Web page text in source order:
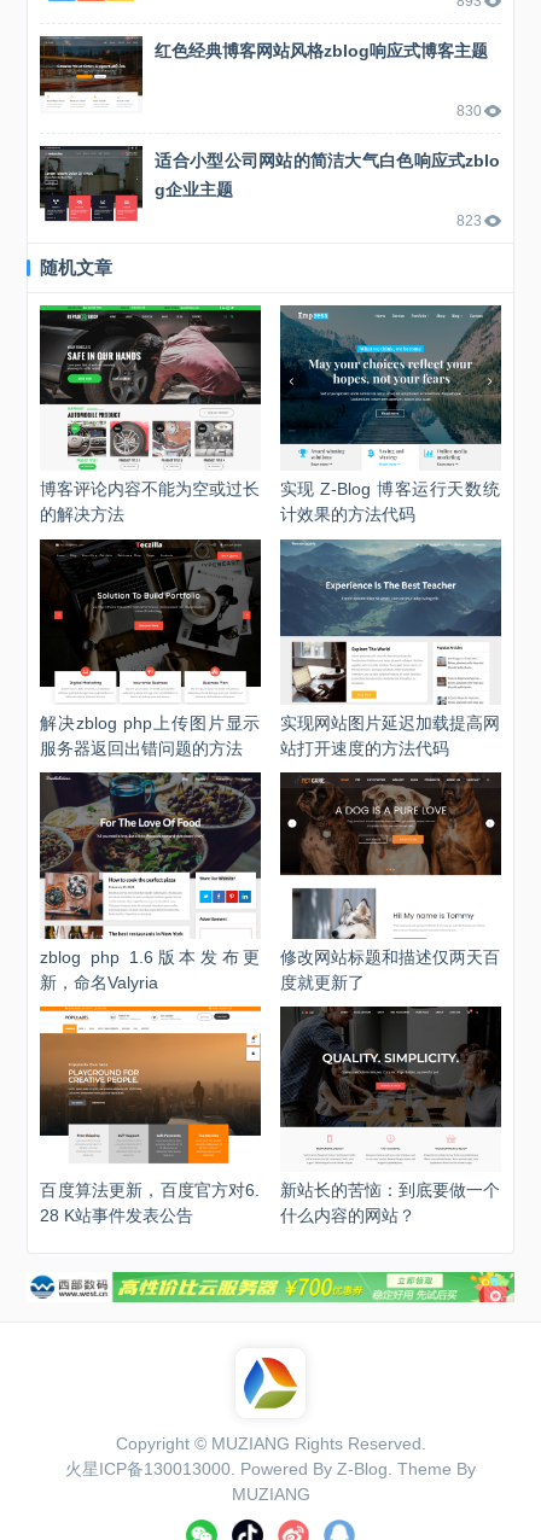
红色经典博客网站风格zblog响应式博客主题
830
适合小型公司网站的简洁大气白色响应式zblo
g企业主题
823
随机文章
博客评论内容不能为空或过长
的解决方法
实现 Z-Blog 博客运行天数统
计效果的方法代码
解决zblog php上传图片显示
服务器返回出错问题的方法
实现网站图片延迟加载提高网
站打开速度的方法代码
zblog php 1.6版本发布更
新，命名Valyria
修改网站标题和描述仅两天百
度就更新了
百度算法更新，百度官方对6.
28 K站事件发表公告
新站长的苦恼：到底要做一个
什么内容的网站？
Copyright © MUZIANG Rights Reserved.
火星ICP备130013000 . Powered By Z-Blog . Theme By
MUZIANG